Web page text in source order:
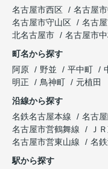
名古屋市西区
名古屋
名古屋市守山区
名古
北名古屋市
名古屋市
町名から探す
阿原
野並 平中町
明正
鳥神町
元植田
沿線から探す
名鉄名古屋本線
名古
名古屋市営鶴舞線
Ｊ
名古屋市営東山線
名
駅から探す